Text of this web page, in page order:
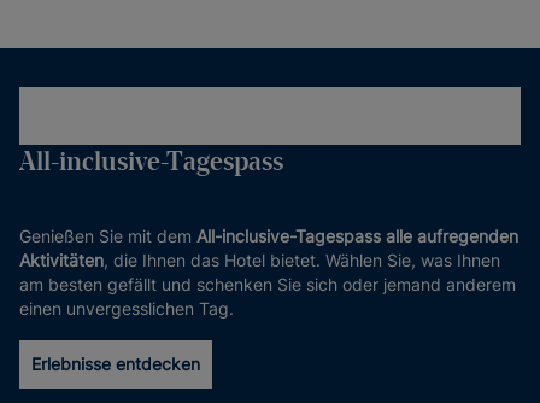
All-inclusive-Tagespass
Genießen Sie mit dem All-inclusive-Tagespass alle aufregenden
Aktivitäten, die Ihnen das Hotel bietet. Wählen Sie, was Ihnen
am besten gefällt und schenken Sie sich oder jemand anderem
einen unvergesslichen Tag.
Erlebnisse entdecken